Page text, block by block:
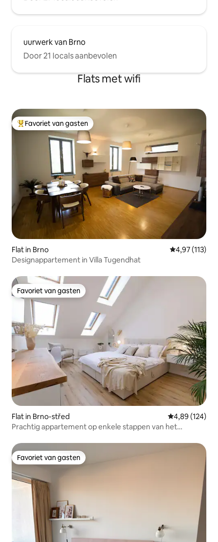
uurwerk van Brno
Door 21 locals aanbevolen
Flats met wifi
Topfavoriet van gasten
Favoriet van gasten
Flat in Brno Gemiddelde
4,97 (113)
Designappartement in Villa Tugendhat
Favoriet van gasten
Favoriet van gasten
Flat in Brno-střed Gemiddelde
4,89 (124)
Prachtig appartement op enkele stappen van het
Favoriet van gasten
Favoriet van gasten